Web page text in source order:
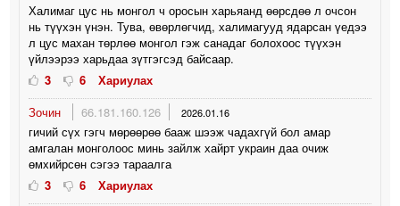
Халимаг цус нь монгол ч оросын харьяанд өөрсдөө л очсон
нь түүхэн үнэн. Тува, өвөрлөгчид, халимагууд ядарсан үедээ
л цус махан төрлөө монгол гэж санадаг болохоос түүхэн
үйлээрээ харьдаа зүтгэгсэд байсаар.
3
6
Хариулах
Зочин
66.181.160.126 2026.01.16
гичий сүх гэгч мөрөөрөө бааж шээж чадахгүй бол амар
амгалан монголоос минь зайлж хайрт украин даа очиж
өмхийрсөн сэгээ тараалга
3
6
Хариулах